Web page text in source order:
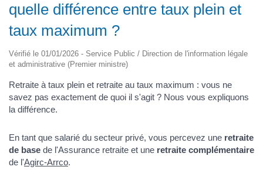
quelle différence entre taux plein et
taux maximum ?
Vérifié le 01/01/2026 - Service Public / Direction de l'information légale
et administrative (Premier ministre)
Retraite à taux plein et retraite au taux maximum : vous ne
savez pas exactement de quoi il s'agit ? Nous vous expliquons
la différence.
En tant que salarié du secteur privé, vous percevez une retraite
de base de l'Assurance retraite et une retraite complémentaire
de l'Agirc-Arrco.